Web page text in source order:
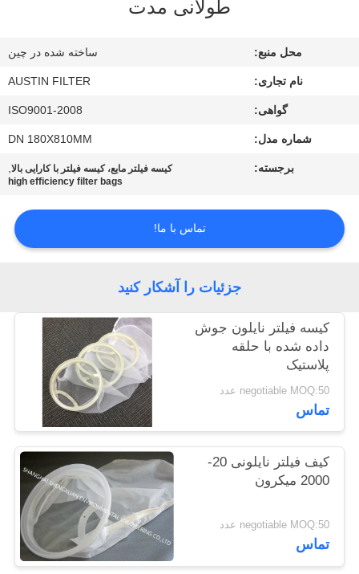
بگیرید
نقل
قول
سایت
PRIVACY
POLICY
طولانی مدت
محل منبع: ساخته شده در چین
نام تجاری: AUSTIN FILTER
گواهی: ISO9001-2008
شماره مدل: DN 180X810MM
برجسته: کیسه فیلتر مایع، کیسه فیلتر با کارایی بالا,
high efficiency filter bags
تماس با ما!
جزئیات را آشکار کنید
کیسه فیلتر نایلون جوش
داده شده با حلقه
پلاستیک
negotiable MOQ:50 عدد
تماس
کیف فیلتر نایلونی 20-
2000 میکرون
negotiable MOQ:50 عدد
تماس